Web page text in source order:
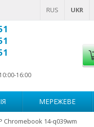
RUS UKR
10:00-16:00
МЕРЕЖЕВЕ
Chromebook 14-q039wm